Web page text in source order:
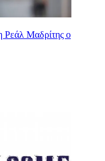
Ρεάλ Μαδρίτης ο